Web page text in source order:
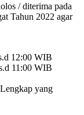
/ diterima pada
Tahun 2022 agar
12:00 WIB
11:00 WIB
yang